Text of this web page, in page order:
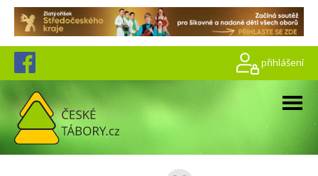
přihlášení